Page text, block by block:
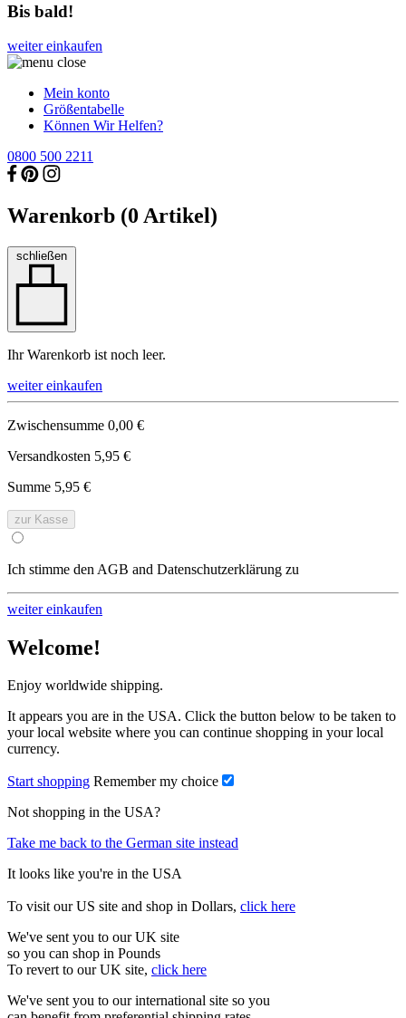
Bis bald!
weiter einkaufen
Mein konto
Größentabelle
Können Wir Helfen?
0800 500 2211
Warenkorb (0 Artikel)
schließen
Ihr Warenkorb ist noch leer.
weiter einkaufen
Zwischensumme 0,00 €
Versandkosten 5,95 €
Summe 5,95 €
zur Kasse
Ich stimme den AGB and Datenschutzerklärung zu
weiter einkaufen
Welcome!
Enjoy worldwide shipping.
It appears you are in the USA. Click the button below to be taken to
your local website where you can continue shopping in your local
currency.
Start shopping Remember my choice
Not shopping in the USA?
Take me back to the German site instead
It looks like you're in the USA
To visit our US site and shop in Dollars, click here
We've sent you to our UK site
so you can shop in Pounds
To revert to our UK site, click here
We've sent you to our international site so you